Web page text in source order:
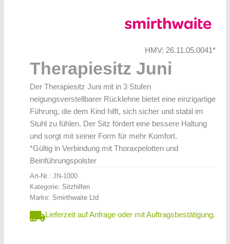
HMV: 26.11.05.0041*
Therapiesitz Juni
Der Therapiesitz Juni mit in 3 Stufen
neigungsverstellbarer Rücklehne bietet eine einzigartige
Führung, die dem Kind hilft, sich sicher und stabil im
Stuhl zu fühlen. Der Sitz fördert eine bessere Haltung
und sorgt mit seiner Form für mehr Komfort.
*Gültig in Verbindung mit Thoraxpelotten und
Beinführungspolster
Art-Nr.: JN-1000
Kategorie: Sitzhilfen
Marke: Smirthwaite Ltd
Lieferzeit auf Anfrage oder mit Auftragsbestätigung.